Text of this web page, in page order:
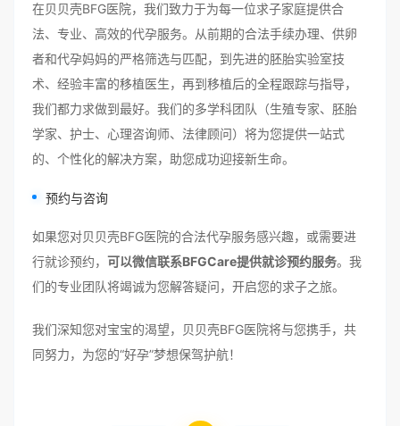
在贝贝壳BFG医院，我们致力于为每一位求子家庭提供合
法、专业、高效的代孕服务。从前期的合法手续办理、供卵
者和代孕妈妈的严格筛选与匹配，到先进的胚胎实验室技
术、经验丰富的移植医生，再到移植后的全程跟踪与指导，
我们都力求做到最好。我们的多学科团队（生殖专家、胚胎
学家、护士、心理咨询师、法律顾问）将为您提供一站式
的、个性化的解决方案，助您成功迎接新生命。
预约与咨询
如果您对贝贝壳BFG医院的合法代孕服务感兴趣，或需要进
行就诊预约， 可以微信联系BFGCare提供就诊预约服务。我
们的专业团队将竭诚为您解答疑问，开启您的求子之旅。
我们深知您对宝宝的渴望，贝贝壳BFG医院将与您携手，共
同努力，为您的“好孕”梦想保驾护航！